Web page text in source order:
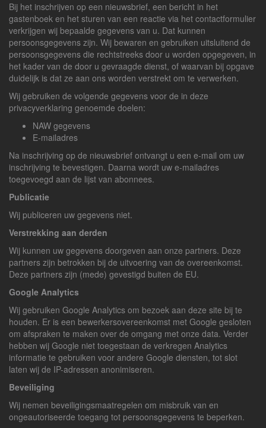
Bij het inschrijven op een nieuwsbrief, een bericht in het
gastenboek en het sturen van een reactie via het contactformulier
verkrijgen wij bepaalde gegevens van u. Dat kunnen
persoonsgegevens zijn. Wij bewaren en gebruiken uitsluitend de
persoonsgegevens die rechtstreeks door u worden opgegeven, in
het kader van de door u gevraagde dienst, of waarvan bij opgave
duidelijk is dat ze aan ons worden verstrekt om te verwerken.
Wij gebruiken de volgende gegevens voor de in deze
privacyverklaring genoemde doelen:
NAW gegevens
E-mailadres
Na inschrijving op de nieuwsbrief ontvangt u een e-mail om uw
inschrijving te bevestigen. Daarna wordt uw e-mailadres
toegevoegd aan de lijst van abonnees.
Publicatie
Wij publiceren uw gegevens niet.
Verstrekking aan derden
Wij kunnen uw gegevens doorgeven aan onze partners. Deze
partners zijn betrokken bij de uitvoering van de overeenkomst.
Deze partners zijn (mede) gevestigd buiten de EU.
Google Analytics
Wij gebruiken Google Analytics om bezoek aan deze site bij te
houden. Er is een bewerkersovereenkomst met Google gesloten
om afspraken te maken over de omgang met onze data. Verder
hebben wij Google niet toegestaan de verkregen Analytics
informatie te gebruiken voor andere Google diensten, tot slot
laten wij de IP-adressen anonimiseren.
Beveiliging
Wij nemen beveiligingsmaatregelen om misbruik van en
ongeautoriseerde toegang tot persoonsgegevens te beperken.